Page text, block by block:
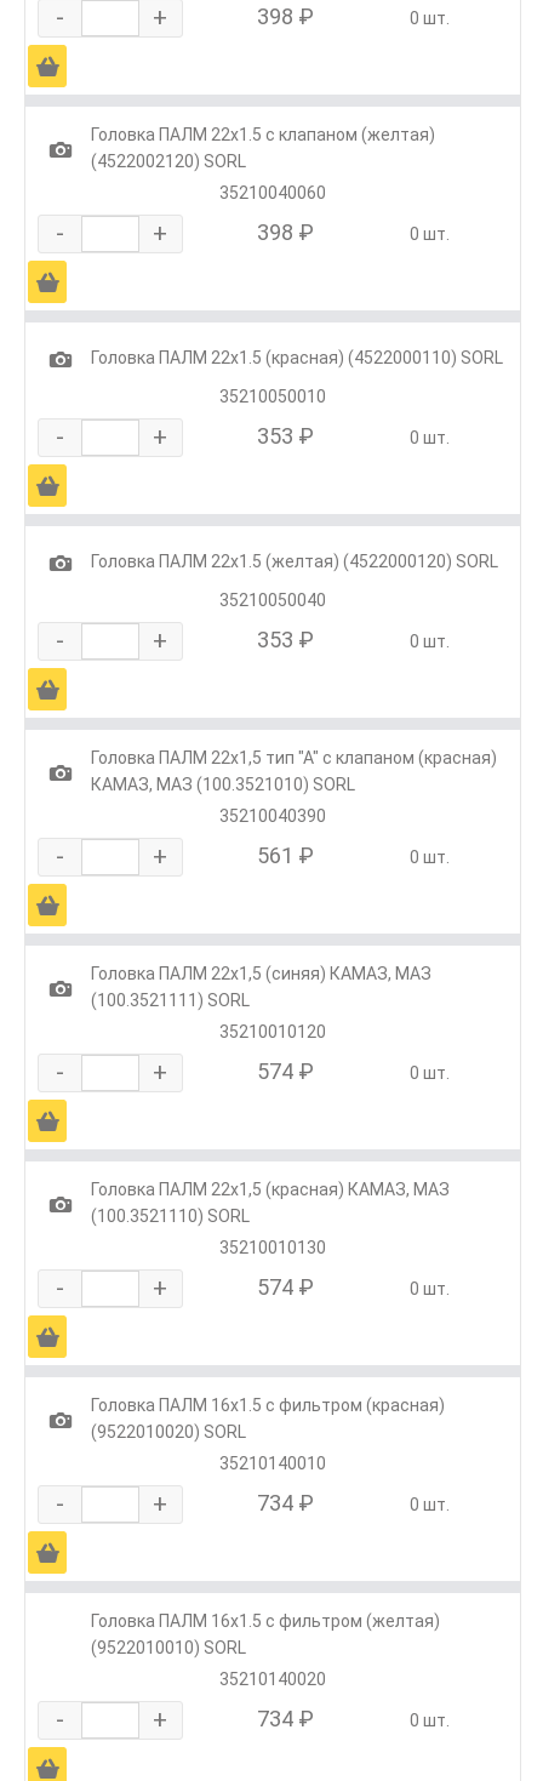
- + 398 ₽ 0 шт.
Ä
1
Головка ПАЛМ 22х1.5 с клапаном (желтая)
(4522002120) SORL
35210040060
- + 398 ₽ 0 шт.
Ä
1
Головка ПАЛМ 22х1.5 (красная) (4522000110) SORL
35210050010
- + 353 ₽ 0 шт.
Ä
1
Головка ПАЛМ 22х1.5 (желтая) (4522000120) SORL
35210050040
- + 353 ₽ 0 шт.
Ä
1
Головка ПАЛМ 22х1,5 тип "А" с клапаном (красная)
КАМАЗ, МАЗ (100.3521010) SORL
35210040390
- + 561 ₽ 0 шт.
Ä
1
Головка ПАЛМ 22х1,5 (синяя) КАМАЗ, МАЗ
(100.3521111) SORL
35210010120
- + 574 ₽ 0 шт.
Ä
1
Головка ПАЛМ 22х1,5 (красная) КАМАЗ, МАЗ
(100.3521110) SORL
35210010130
- + 574 ₽ 0 шт.
Ä
1
Головка ПАЛМ 16х1.5 с фильтром (красная)
(9522010020) SORL
35210140010
- + 734 ₽ 0 шт.
Ä
Головка ПАЛМ 16х1.5 с фильтром (желтая)
(9522010010) SORL
35210140020
- + 734 ₽ 0 шт.
Ä